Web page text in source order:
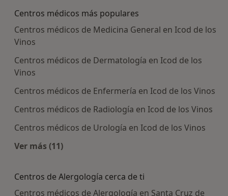
Centros médicos más populares
Centros médicos de Medicina General en Icod de los
Vinos
Centros médicos de Dermatología en Icod de los
Vinos
Centros médicos de Enfermería en Icod de los Vinos
Centros médicos de Radiología en Icod de los Vinos
Centros médicos de Urología en Icod de los Vinos
Ver más (11)
Centros de Alergología cerca de ti
Centros médicos de Alergología en Santa Cruz de